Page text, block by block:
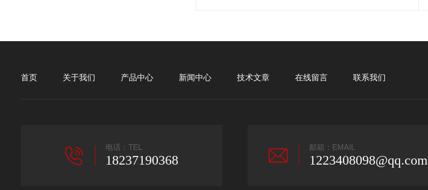
首页 关于我们 产品中心 新闻中心 技术文章 在线留言 联系我们
电话：TEL
18237190368
邮箱：EMAIL
1223408098@qq.com